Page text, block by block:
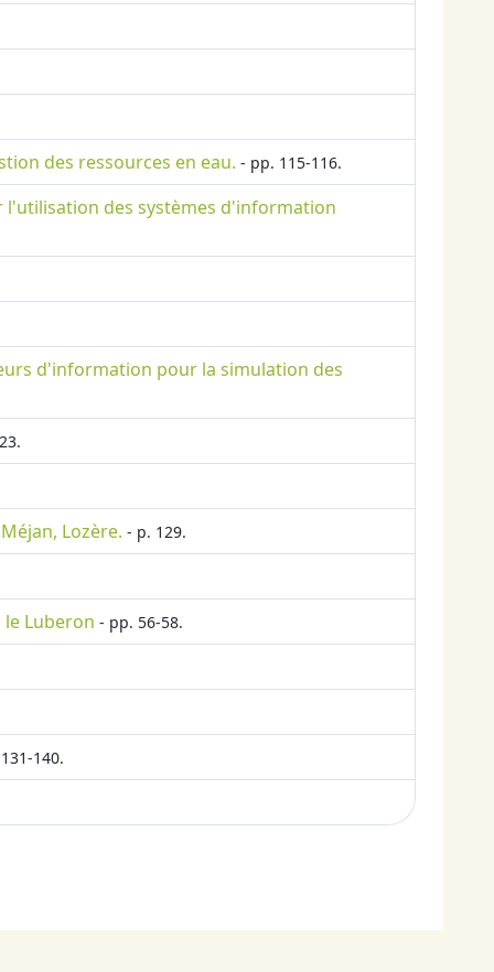
des ressources en eau. - pp. 115-116.
des systèmes d'information
d'information pour la simulation des
Lozère. - p. 129.
Luberon - pp. 56-58.
140.